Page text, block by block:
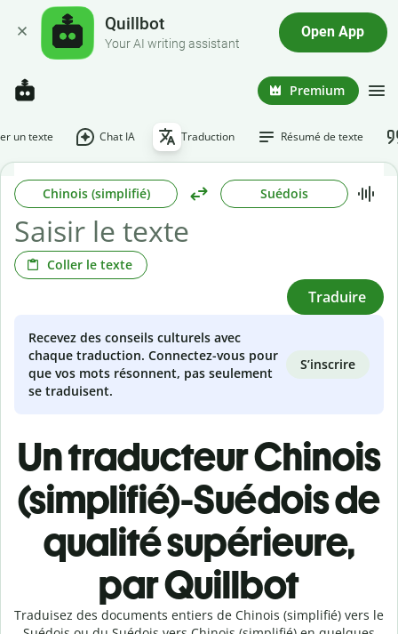
Quillbot
Your AI writing assistant
Open App
Premium
un texte Chat IA Traduction Résumé de texte
Chinois (simplifié) Suédois
Coller le texte
Traduire
Recevez des conseils culturels avec
chaque traduction. Connectez-vous pour
que vos mots résonnent, pas seulement
se traduisent.
S’inscrire
Un traducteur Chinois
(simplifié)-Suédois de
qualité supérieure,
par Quillbot
Traduisez des documents entiers de Chinois (simplifié) vers le